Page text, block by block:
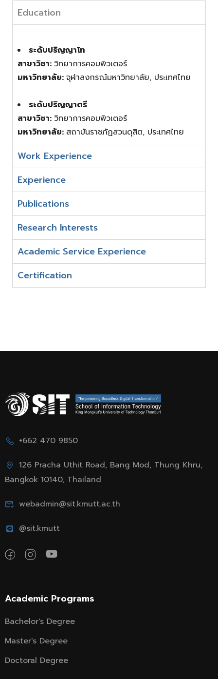
Education
ระดับปริญญาโท
สาขาวิชา: วิทยาการคอมพิวเตอร์
มหาวิทยาลัย: จุฬาลงกรณ์มหาวิทยาลัย, ประเทศไทย
ระดับปริญญาตรี
สาขาวิชา: วิทยาการคอมพิวเตอร์
มหาวิทยาลัย: สถาบันราชภัฏสวนดุสิต, ประเทศไทย
Work Experience
Experience
Publications
Research Interests
Academic Service Experience
Certification
+662 470 9850
126 Pracha Uthit Road, Bang Mod, Thung Khru,
Bangkok 10140, Thailand
webadmin@sit.kmutt.ac.th
@sit.kmutt
Academic Programs
Bachelor's Degree
Master's Degree
Doctoral Degree